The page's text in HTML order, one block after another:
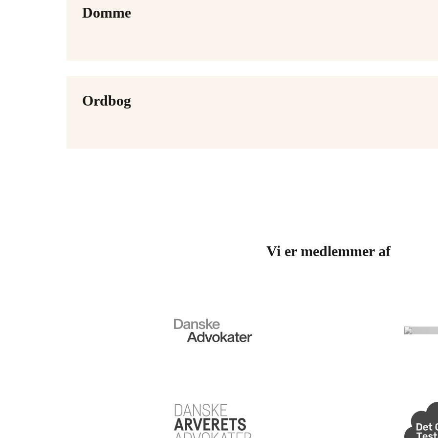
Domme
Ordbog
Vi er medlemmer af